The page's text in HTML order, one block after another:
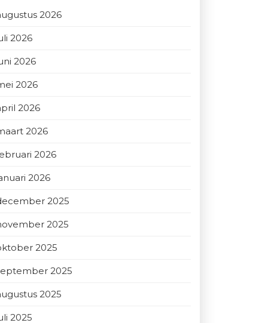
2026
2026
2026
2026
2026
2026
2026
2026
2025
2025
2025
2025
2025
2025